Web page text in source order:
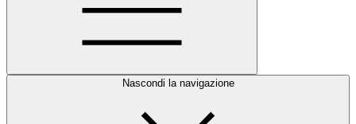
Nascondi la navigazione